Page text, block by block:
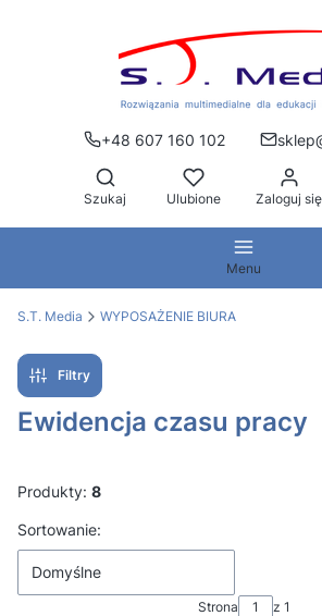
+48 607 160 102
Otwórz wyszukiwarkę
Szukaj Ulubione Zaloguj się
Menu
S.T. Media WYPOSAŻENIE BIURA
Filtry
Ewidencja czasu pracy
Produkty: 8
Lista produktów
Sortowanie:
Domyślne
Strona z 1